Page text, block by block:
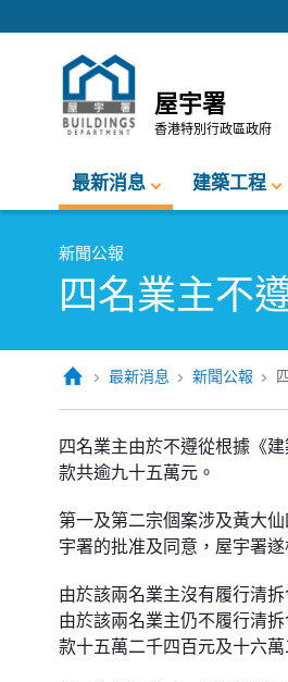
屋宇署
香港特別行政區政府
最新消息 建築工程
新聞公報
四名業主不
最新消息 新聞公報
四名業主不遵從
四名業主由於不遵從根據《
款共逾九十五萬元。
第一及第二宗個案涉及黃大
宇署的批准及同意，屋宇署
由於該兩名業主沒有履行清
由於該兩名業主仍不履行清
款十五萬二千四百元及十六萬